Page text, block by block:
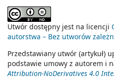
Utwór dostępny jest na licencji
autorstwa – Bez utworów
Przedstawiany utwór (artykuł)
podstawie umowy z autorem i
Attribution-NoDerivatives 4.0